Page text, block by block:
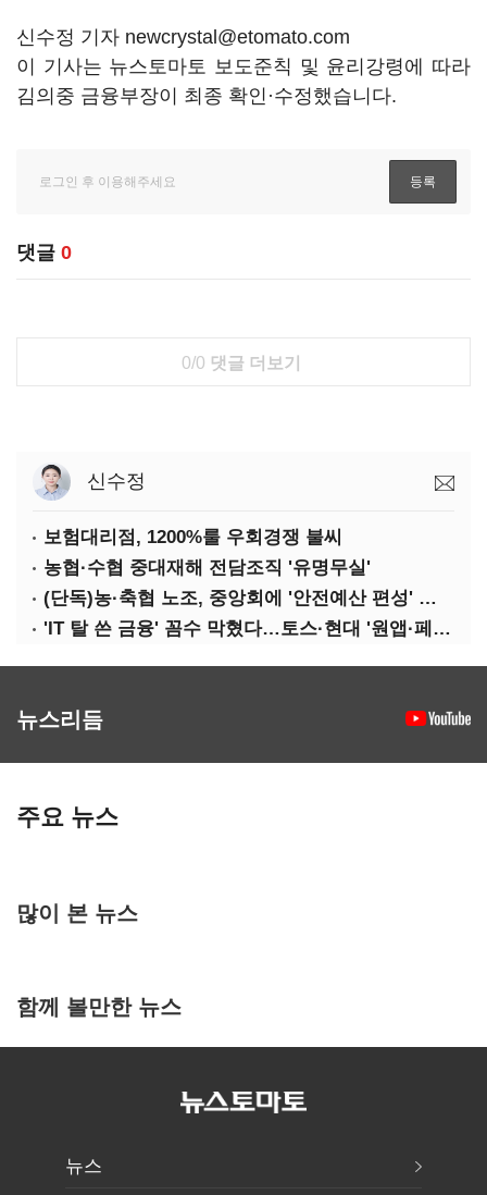
신수정 기자 newcrystal@etomato.com
이 기사는 뉴스토마토 보도준칙 및 윤리강령에 따라
김의중 금융부장이 최종 확인·수정했습니다.
댓글 0
0/0 댓글 더보기
신수정
보험대리점, 1200%룰 우회경쟁 불씨
농협·수협 중대재해 전담조직 '유명무실'
(단독)농·축협 노조, 중앙회에 '안전예산 편성' 요구
'IT 탈 쓴 금융' 꼼수 막혔다…토스·현대 '원앱·페이' 전략 수정 불가피
뉴스리듬
주요 뉴스
많이 본 뉴스
함께 볼만한 뉴스
뉴스